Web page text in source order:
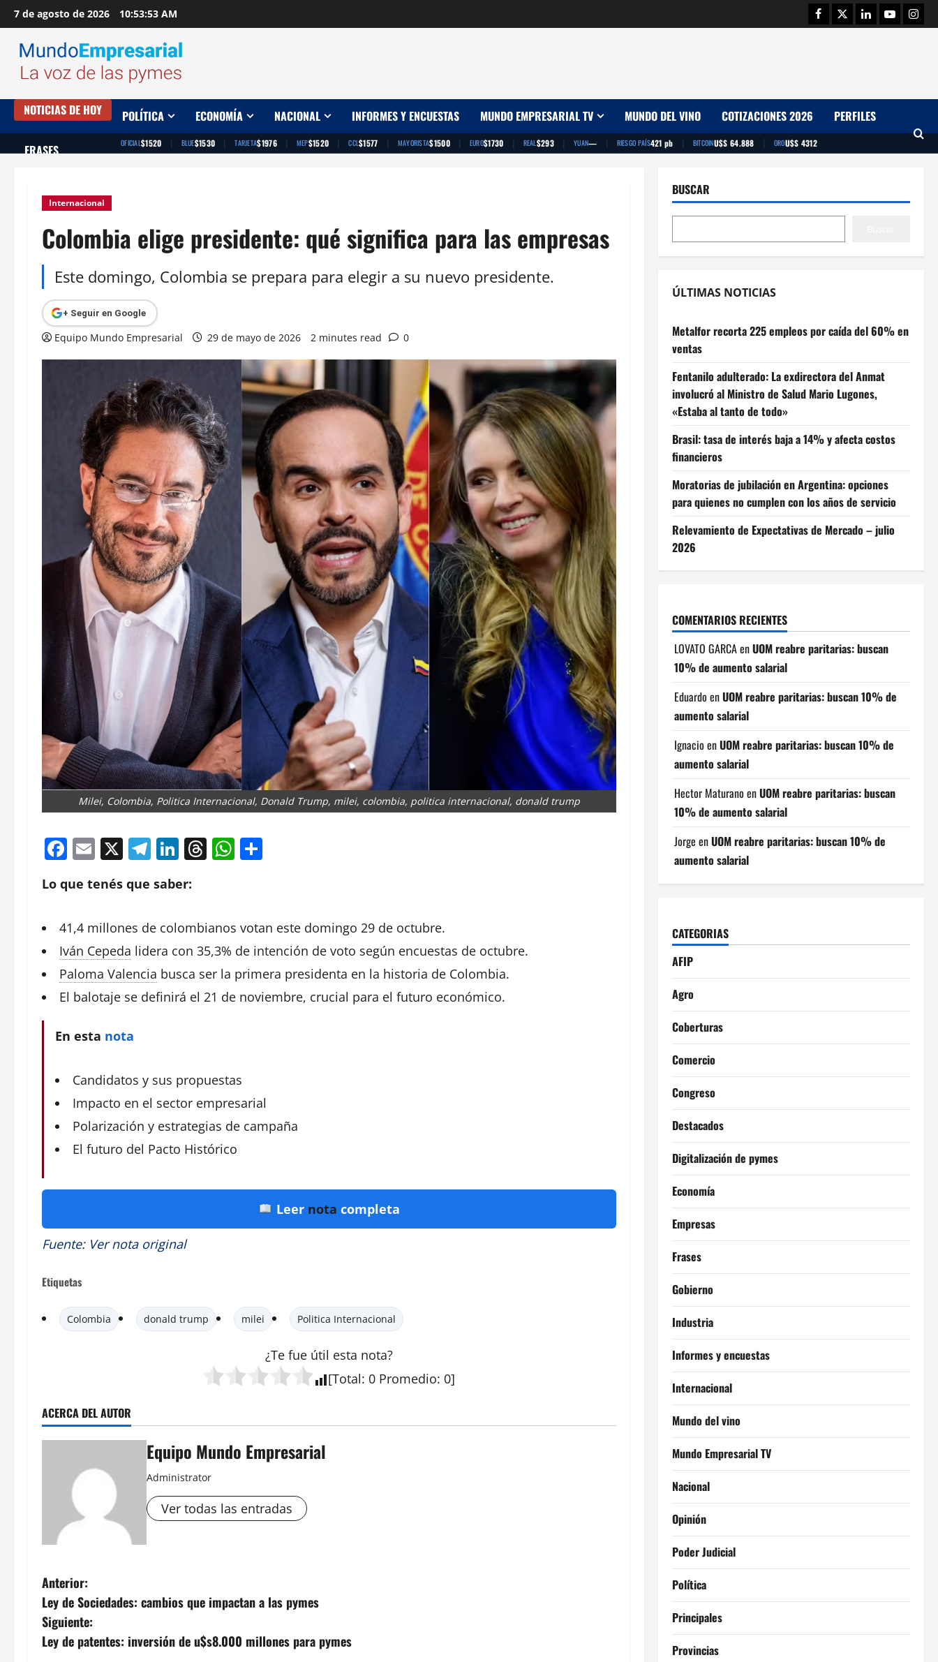
Saltar
al
contenido
7 de agosto de 2026 10:53:54 AM Facebook
TwitterLinkedinYoutube
NOTICIAS DE HOY POLÍTICA ECONOMÍA NACIONAL INFORMES Y ENCUESTAS MUNDO EMPRESARIAL TV MUNDO DEL VINO COTIZACIONES 2026 PERFILES
FRASES OFICIAL$1520 | BLUE$1530 | TARJETA$1976 | MEP$1520 | CCL$1577 | MAYORISTA$1500 | EURO$1730 | REAL$293 | YUAN— | RIESGO PAÍS421 pb | BITCOINU$S 64.888 | OROU$S 4312
Internacional
Colombia elige presidente: qué significa para las empresas
Este domingo, Colombia se prepara para elegir a su nuevo presidente.
+ Seguir en Google
Equipo Mundo Empresarial 29 de mayo de 2026 2 minutes read 0
Milei, Colombia, Politica Internacional, Donald Trump, milei, colombia, politica internacional, donald trump
Facebook
Email
X Telegram
LinkedIn
Threads
WhatsApp
Lo que tenés que saber:
41,4 millones de colombianos votan este domingo 29 de octubre.
Iván Cepeda lidera con 35,3% de intención de voto según encuestas de octubre.
Paloma Valencia busca ser la primera presidenta en la historia de Colombia.
El balotaje se definirá el 21 de noviembre, crucial para el futuro económico.
En esta nota
Candidatos y sus propuestas
Impacto en el sector empresarial
Polarización y estrategias de campaña
El futuro del Pacto Histórico
Leer nota completa
Fuente: Ver nota original
Etiquetas
Colombia donald trump milei Politica Internacional
¿Te fue útil esta nota?
[Total: 0 Promedio: 0]
ACERCA DEL AUTOR
Equipo Mundo Empresarial
Administrator
Ver todas las entradas
N
a
v
Anterior:
Ley de Sociedades: cambios que impactan a las pymes
Siguiente:
Ley de patentes: inversión de u$s8.000 millones para pymes
BUSCAR
ÚLTIMAS NOTICIAS
Metalfor recorta 225 empleos por caída del 60% en
ventas
Fentanilo adulterado: La exdirectora del Anmat
involucró al Ministro de Salud Mario Lugones,
«Estaba al tanto de todo»
Brasil: tasa de interés baja a 14% y afecta costos
financieros
Moratorias de jubilación en Argentina: opciones
para quienes no cumplen con los años de servicio
Relevamiento de Expectativas de Mercado – julio
2026
COMENTARIOS RECIENTES
LOVATO GARCAenUOM reabre paritarias: buscan
10% de aumento salarial
Eduardo enUOM reabre paritarias: buscan 10% de
aumento salarial
Ignacio enUOM reabre paritarias: buscan 10% de
aumento salarial
Hector Maturano enUOM reabre paritarias: buscan
10% de aumento salarial
Jorge enUOM reabre paritarias: buscan 10% de
aumento salarial
CATEGORIAS
AFIP
Agro
Coberturas
Comercio
Congreso
Destacados
Digitalización de pymes
Economía
Empresas
Frases
Gobierno
Industria
Informes y encuestas
Internacional
Mundo del vino
Mundo Empresarial TV
Nacional
Opinión
Poder Judicial
Política
Principales
Provincias